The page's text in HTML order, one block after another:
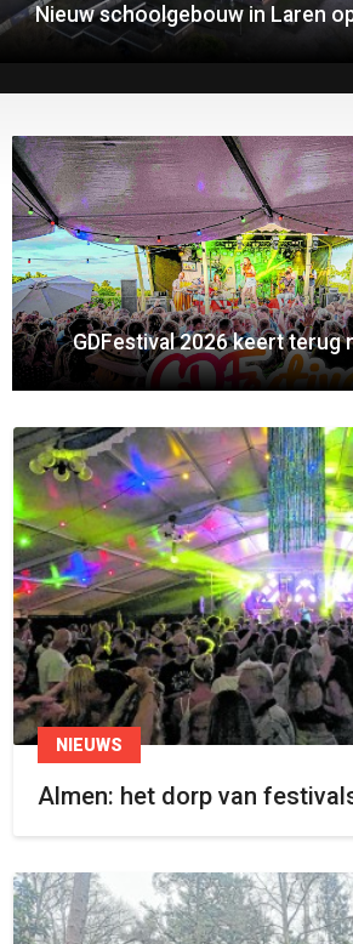
Nieuw schoolgebouw in Laren
GDFestival 2026 keert terug
NIEUWS
Almen: het dorp van